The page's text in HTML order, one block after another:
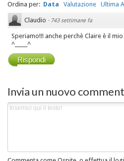
Ordina per: Data Valutazione Ultima
Claudio · 743 settimane fa
Speriamo!!! anche perchè Claire è il
^_____^
Rispondi
Invia un nuovo